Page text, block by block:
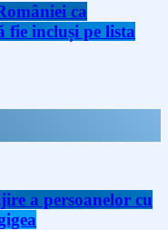
ca
fie incluși pe lista
a persoanelor cu